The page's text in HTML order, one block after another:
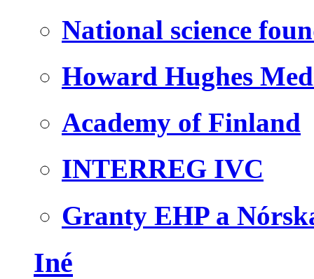
National science
Howard Hughes
Academy of Finland
INTERREG IVC
Granty EHP a
Iné